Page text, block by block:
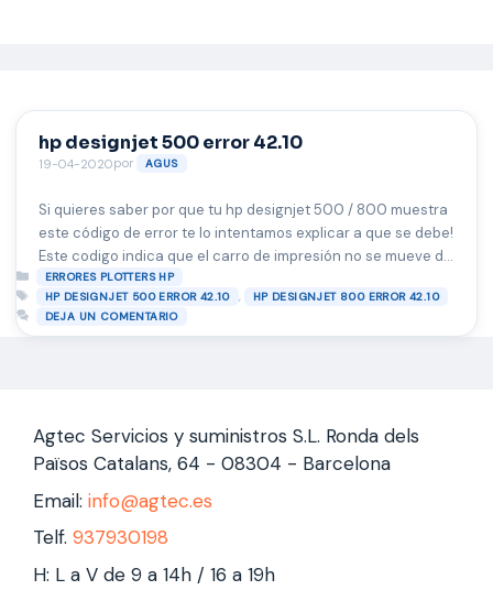
hp designjet 500 error 42.10
19-04-2020por AGUS
Si quieres saber por que tu hp designjet 500 / 800 muestra
este código de error te lo intentamos explicar a que se debe!
Este codigo indica que el carro de impresión no se mueve de
manera correcta, como que esta frenado en algún sitio o
roza su movimiento. 1- Pudo haber sido generado por cortes
…Leer más
Categorías
ERRORES PLOTTERS HP
Etiquetas
HP DESIGNJET 500 ERROR 42.10 ,
HP DESIGNJET 800 ERROR 42.10
DEJA UN COMENTARIO
Agtec Servicios y suministros S.L. Ronda dels
Països Catalans, 64 - 08304 - Barcelona
Email: info@agtec.es
Telf. 937930198
H: L a V de 9 a 14h / 16 a 19h